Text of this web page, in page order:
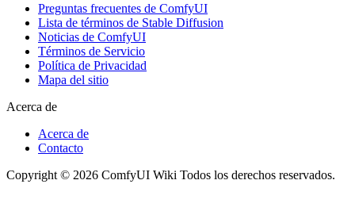
Preguntas frecuentes de ComfyUI
Lista de términos de Stable Diffusion
Noticias de ComfyUI
Términos de Servicio
Política de Privacidad
Mapa del sitio
Acerca de
Acerca de
Contacto
Copyright © 2026 ComfyUI Wiki Todos los derechos reservados.